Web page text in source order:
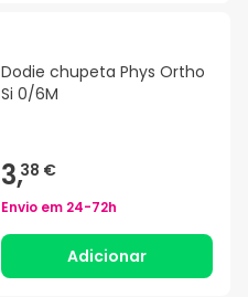
Dodie chupeta Phys Ortho
Si 0/6M
3,38 €
Envio em 24-72h
Adicionar